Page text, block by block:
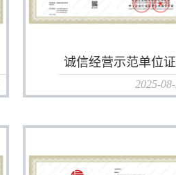
诚信经营示范单位
2025-